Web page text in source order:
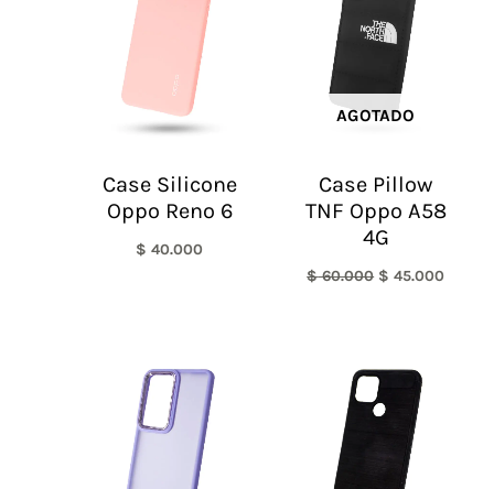
Case Silicone
Oppo Reno 6
$ 40.000
AGOTADO
Case Pillow
TNF Oppo A58
4G
$60.000
$ 60.000.
$ 45.000